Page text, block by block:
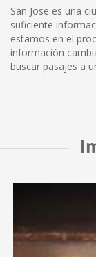
San Jose es una
suficiente
estamos en el
información
buscar pasajes a